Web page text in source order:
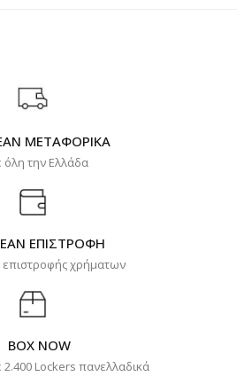
ΜΕΤΑΦΟΡΙΚΑ
όλη την Ελλάδα
ΕΠΙΣΤΡΟΦΗ
χρήματων
BOX NOW
Lockers πανελλαδικά